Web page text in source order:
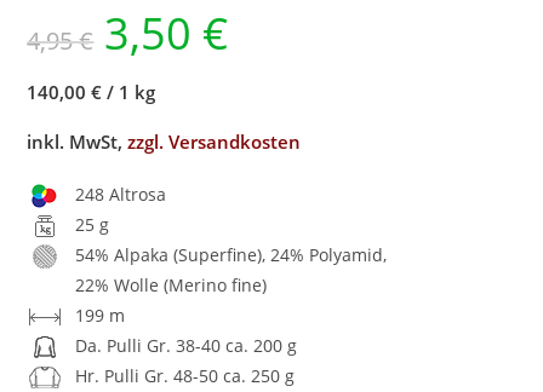
4,95€ 3,50 €
140,00 € / 1 kg
inkl. MwSt,zzgl. Versandkosten
248 Altrosa
25 g
54% Alpaka (Superfine), 24% Polyamid,
22% Wolle (Merino fine)
199 m
Da. Pulli Gr. 38-40 ca. 200 g
Hr. Pulli Gr. 48-50 ca. 250 g